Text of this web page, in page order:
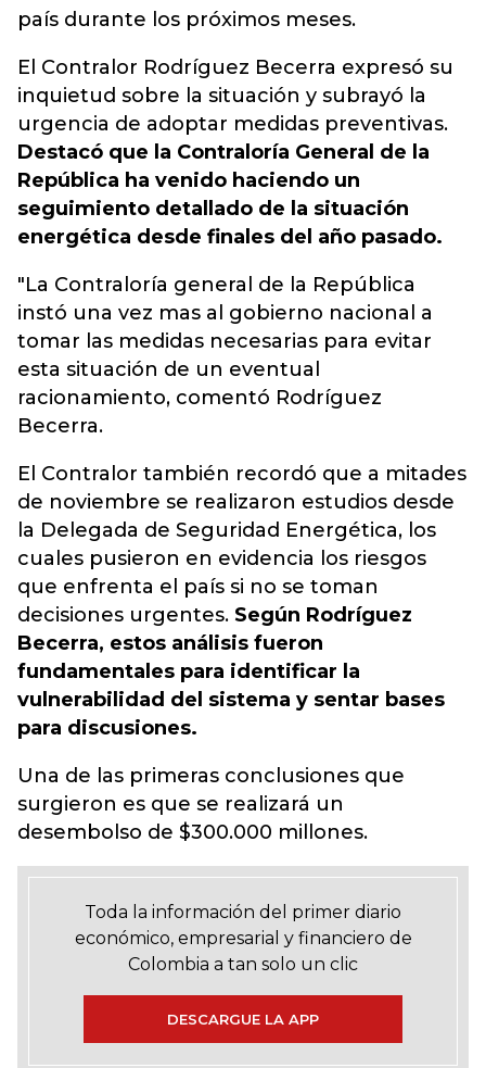
país durante los próximos meses.
El Contralor Rodríguez Becerra expresó su
inquietud sobre la situación y subrayó la
urgencia de adoptar medidas preventivas.
Destacó que la Contraloría General de la
República ha venido haciendo un
seguimiento detallado de la situación
energética desde finales del año pasado.
"La Contraloría general de la República
instó una vez mas al gobierno nacional a
tomar las medidas necesarias para evitar
esta situación de un eventual
racionamiento, comentó Rodríguez
Becerra.
El Contralor también recordó que a mitades
de noviembre se realizaron estudios desde
la Delegada de Seguridad Energética, los
cuales pusieron en evidencia los riesgos
que enfrenta el país si no se toman
decisiones urgentes. Según Rodríguez
Becerra, estos análisis fueron
fundamentales para identificar la
vulnerabilidad del sistema y sentar bases
para discusiones.
Una de las primeras conclusiones que
surgieron es que se realizará un
desembolso de $300.000 millones.
Toda la información del primer diario
económico, empresarial y financiero de
Colombia a tan solo un clic
DESCARGUE LA APP